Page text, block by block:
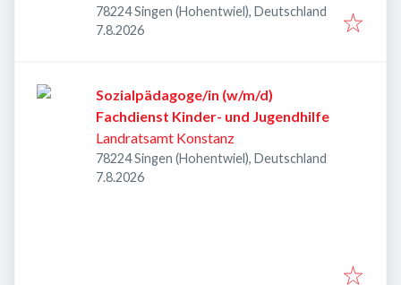
78224 Singen (Hohentwiel), Deutschland
Veröffentlicht
7.8.2026
Sozialpädagoge/in (w/m/d)
Fachdienst Kinder- und Jugendhilfe
Landratsamt Konstanz
78224 Singen (Hohentwiel), Deutschland
Veröffentlicht
7.8.2026